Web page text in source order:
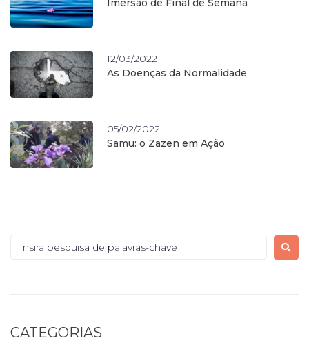
Imersão de Final de Semana
12/03/2022
As Doenças da Normalidade
05/02/2022
Samu: o Zazen em Ação
CATEGORIAS